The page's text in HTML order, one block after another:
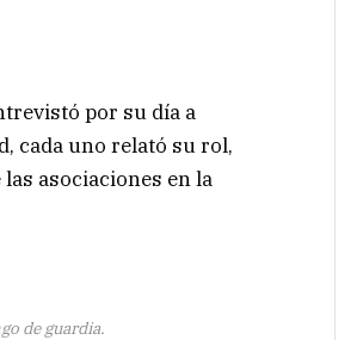
por su día a
cada uno relató su rol,
asociaciones en la
de guardia.